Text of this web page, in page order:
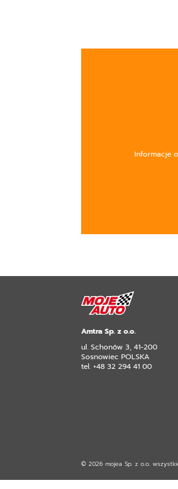
Informacje
Amtra Sp. z o.o.
ul. Schonów 3, 41-200
Sosnowiec POLSKA
tel. +48 32 294 41 00
© 2026 mojea Sp. z o.o.